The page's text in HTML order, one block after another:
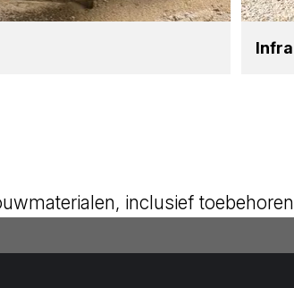
Infra
inclusief toebehoren